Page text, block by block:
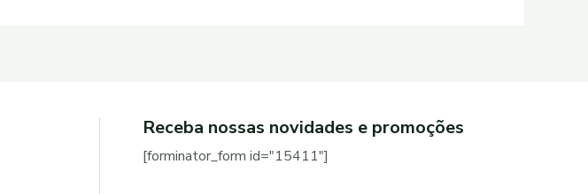
Receba nossas novidades e promoções
[forminator_form id="15411"]